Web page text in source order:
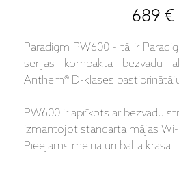
689 €
Paradigm PW600 - tā ir
sērijas kompakta bezvadu
Anthem® D-klases
PW600 ir aprīkots ar bezvadu
izmantojot standarta mājas Wi-
Pieejams melnā un baltā krāsā.